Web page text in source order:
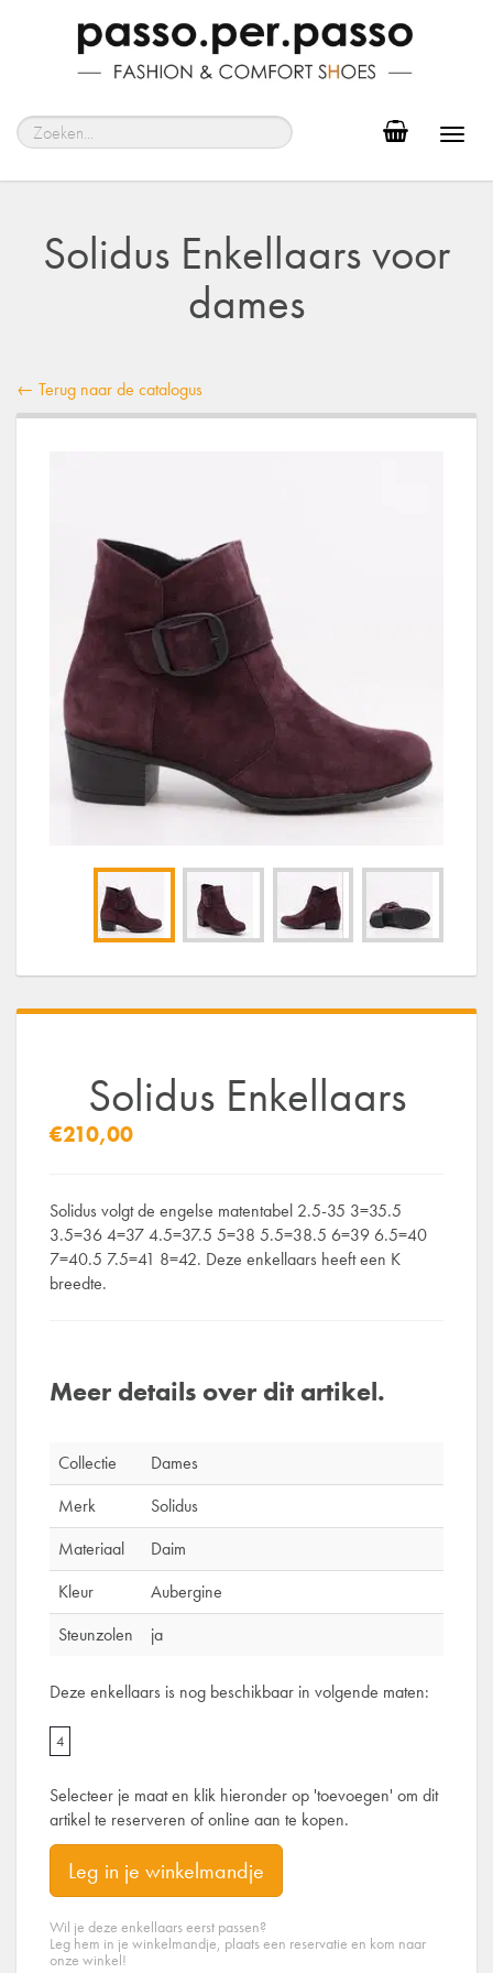
Solidus Enkellaars voor
dames
← Terug naar de catalogus
Solidus Enkellaars
€210,00
Solidus volgt de engelse matentabel 2.5-35 3=35.5
3.5=36 4=37 4.5=37.5 5=38 5.5=38.5 6=39 6.5=40
7=40.5 7.5=41 8=42. Deze enkellaars heeft een K
breedte.
Meer details over dit artikel.
Collectie
Dames
Merk
Solidus
Materiaal
Daim
Kleur
Aubergine
Steunzolen
ja
Deze enkellaars is nog beschikbaar in volgende maten:
4
Selecteer je maat en klik hieronder op 'toevoegen' om dit
artikel te reserveren of online aan te kopen.
Leg in je winkelmandje
Wil je deze enkellaars eerst passen?
Leg hem in je winkelmandje, plaats een reservatie en kom naar
onze winkel!